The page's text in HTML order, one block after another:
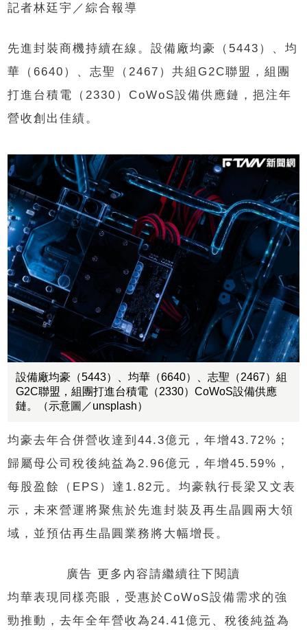
記者林廷宇／綜合報導
先進封裝商機持續在線。設備廠均豪（5443）、均
華（6640）、志聖（2467）共組G2C聯盟，組團
打進台積電（2330）CoWoS設備供應鏈，挹注年
營收創出佳績。
設備廠均豪（5443）、均華（6640）、志聖（2467）組
G2C聯盟，組團打進台積電（2330）CoWoS設備供應
鏈。（示意圖／unsplash）
均豪去年合併營收達到44.3億元，年增43.72%；
歸屬母公司稅後純益為2.96億元，年增45.59%，
每股盈餘（EPS）達1.82元。均豪執行長梁又文表
示，未來營運將聚焦於先進封裝及再生晶圓兩大領
域，並預估再生晶圓業務將大幅增長。
廣告 更多內容請繼續往下閱讀
均華表現同樣亮眼，受惠於CoWoS設備需求的強
勁推動，去年全年營收為24.41億元、稅後純益為